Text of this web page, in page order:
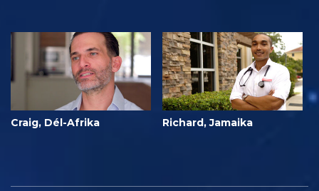
Craig, Dél-Afrika Richard, Jamaika